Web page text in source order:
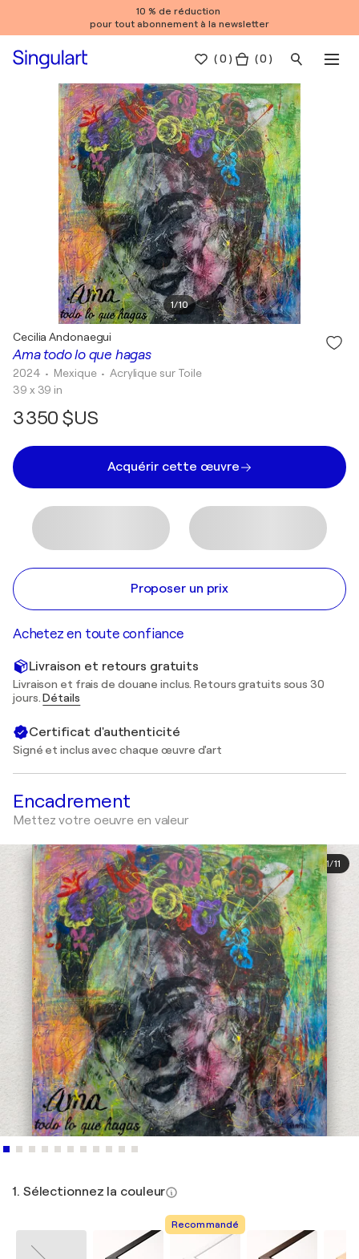
10 % de réduction
pour tout abonnement à la newsletter
(0 ) ( 0 )
1/10
Ama todo lo que hagas
Cecilia Andonaegui
2024 • Mexique • Acrylique sur Toile
39 x 39 in
3 350 $US
Acquérir cette œuvre
Proposer un prix
Achetez en toute confiance
Livraison et retours gratuits
Livraison et frais de douane inclus. Retours gratuits sous 30
jours.Détails
Certificat d'authenticité
Signé et inclus avec chaque œuvre d'art
Encadrement
Mettez votre oeuvre en valeur
1/11
1. Sélectionnez la couleur
Recommandé